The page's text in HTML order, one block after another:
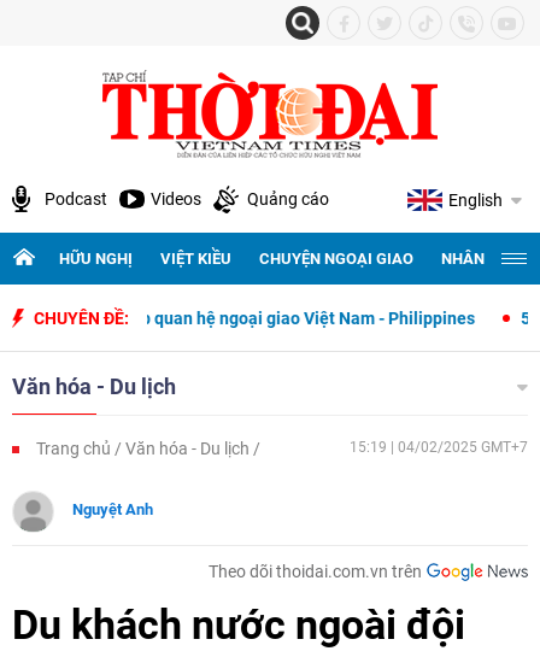
Podcast Videos Quảng cáo English
HỮU NGHỊ VIỆT KIỀU CHUYỆN NGOẠI GIAO NHÂN
CHUYÊN ĐỀ:
thiết lập quan hệ ngoại giao Việt Nam - Philippines 500 ngày
Văn hóa - Du lịch
Trang chủ Văn hóa - Du lịch 15:19 | 04/02/2025 GMT+7
Nguyệt Anh
Theo dõi thoidai.com.vn trên
Du khách nước ngoài đội